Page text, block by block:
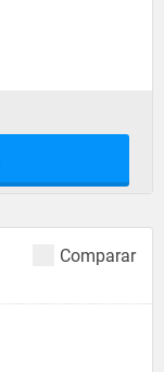
Comparar